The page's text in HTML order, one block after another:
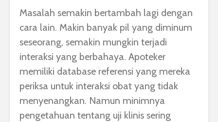
Masalah semakin bertambah lagi dengan
cara lain. Makin banyak pil yang diminum
seseorang, semakin mungkin terjadi
interaksi yang berbahaya. Apoteker
memiliki database referensi yang mereka
periksa untuk interaksi obat yang tidak
menyenangkan. Namun minimnya
pengetahuan tentang uji klinis sering